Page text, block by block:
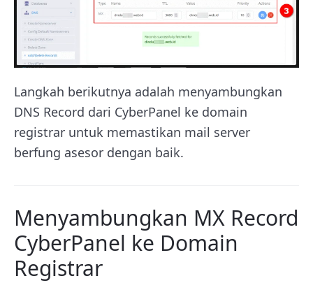
Langkah berikutnya adalah menyambungkan
DNS Record dari CyberPanel ke domain
registrar untuk memastikan mail server
berfung asesor dengan baik.
Menyambungkan MX Record
CyberPanel ke Domain
Registrar